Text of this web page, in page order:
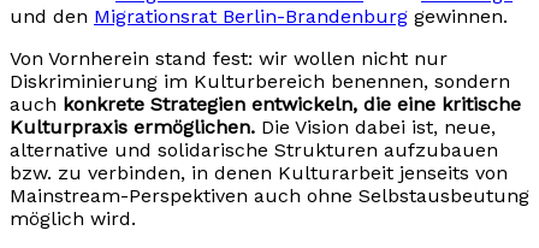
und den Migrationsrat Berlin-Brandenburg gewinnen.
Von Vornherein stand fest: wir wollen nicht nur
Diskriminierung im Kulturbereich benennen, sondern
auch konkrete Strategien entwickeln, die eine kritische
Kulturpraxis ermöglichen. Die Vision dabei ist, neue,
alternative und solidarische Strukturen aufzubauen
bzw. zu verbinden, in denen Kulturarbeit jenseits von
Mainstream-Perspektiven auch ohne Selbstausbeutung
möglich wird.